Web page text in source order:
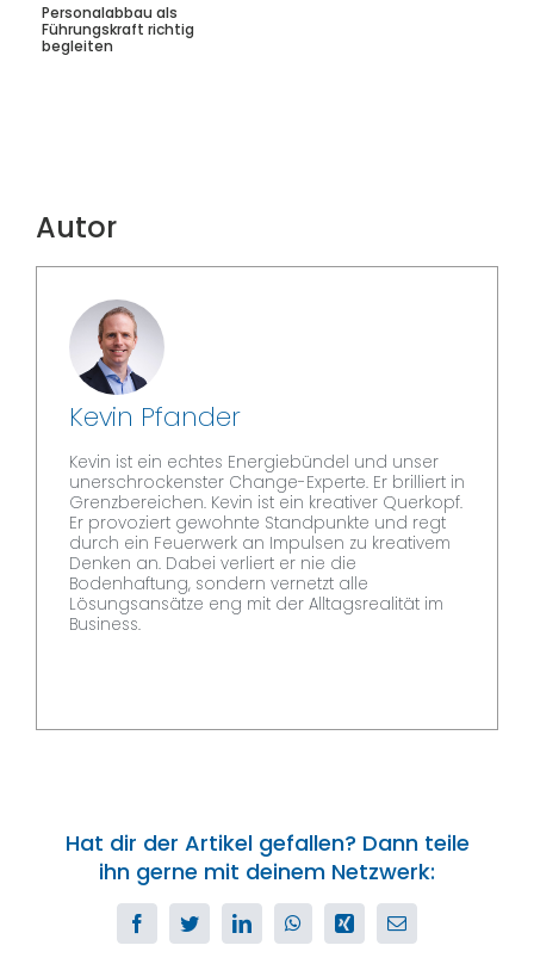
Personalabbau als
Führungskraft richtig
begleiten
Autor
Kevin Pfander
Kevin ist ein echtes Energiebündel und unser
unerschrockenster Change-Experte. Er brilliert in
Grenzbereichen. Kevin ist ein kreativer Querkopf.
Er provoziert gewohnte Standpunkte und regt
durch ein Feuerwerk an Impulsen zu kreativem
Denken an. Dabei verliert er nie die
Bodenhaftung, sondern vernetzt alle
Lösungsansätze eng mit der Alltagsrealität im
Business.
Hat dir der Artikel gefallen? Dann teile
ihn gerne mit deinem Netzwerk:
FacebookTwitterLinkedInWhatsApp
Xing
E-